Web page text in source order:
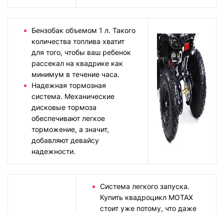
Бензобак объемом 1 л. Такого
количества топлива хватит
для того, чтобы ваш ребенок
рассекал на квадрике как
минимум в течение часа.
Надежная тормозная
система. Механические
дисковые тормоза
обеспечивают легкое
торможение, а значит,
добавляют девайсу
надежности.
Система легкого запуска.
Купить квадроцикл MOTAX
стоит уже потому, что даже